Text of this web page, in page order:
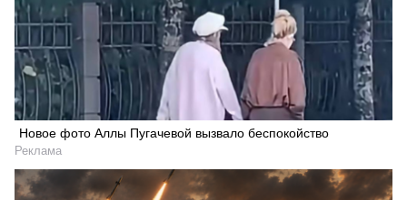
Новое фото Аллы Пугачевой вызвало беспокойство
Реклама